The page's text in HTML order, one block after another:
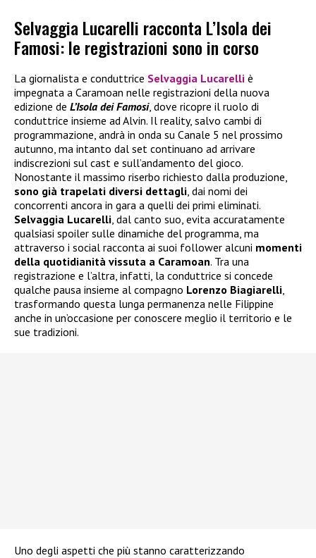
Selvaggia Lucarelli racconta L’Isola dei
Famosi: le registrazioni sono in corso
La giornalista e conduttrice Selvaggia Lucarelli è
impegnata a Caramoan nelle registrazioni della nuova
edizione de L’Isola dei Famosi, dove ricopre il ruolo di
conduttrice insieme ad Alvin. Il reality, salvo cambi di
programmazione, andrà in onda su Canale 5 nel prossimo
autunno, ma intanto dal set continuano ad arrivare
indiscrezioni sul cast e sull’andamento del gioco.
Nonostante il massimo riserbo richiesto dalla produzione,
sono già trapelati diversi dettagli , dai nomi dei
concorrenti ancora in gara a quelli dei primi eliminati.
Selvaggia Lucarelli , dal canto suo, evita accuratamente
qualsiasi spoiler sulle dinamiche del programma, ma
attraverso i social racconta ai suoi follower alcuni momenti
della quotidianità vissuta a Caramoan. Tra una
registrazione e l’altra, infatti, la conduttrice si concede
qualche pausa insieme al compagno Lorenzo Biagiarelli
trasformando questa lunga permanenza nelle Filippine
anche in un’occasione per conoscere meglio il territorio e le
sue tradizioni.
Uno degli aspetti che più stanno caratterizzando